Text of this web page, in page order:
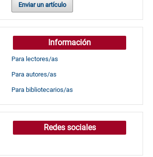
Enviar un artículo
Información
Para lectores/as
Para autores/as
Para bibliotecarios/as
Redes sociales